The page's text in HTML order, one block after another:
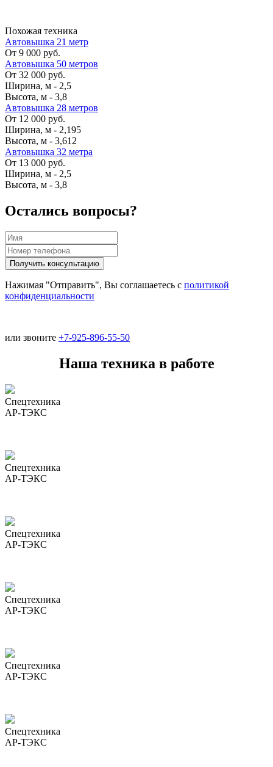
Похожая техника
Автовышка 21 метр
От 9 000 руб.
Автовышка 50 метров
От 32 000 руб.
Ширина, м - 2,5
Высота, м - 3,8
Автовышка 28 метров
От 12 000 руб.
Ширина, м - 2,195
Высота, м - 3,612
Автовышка 32 метра
От 13 000 руб.
Ширина, м - 2,5
Высота, м - 3,8
Остались вопросы?
Нажимая "Отправить", Вы соглашаетесь с политикой
конфиденциальности
или звоните +7-925-896-55-50
Наша техника в работе
Спецтехника
АР-ТЭКС
Спецтехника
АР-ТЭКС
Спецтехника
АР-ТЭКС
Спецтехника
АР-ТЭКС
Спецтехника
АР-ТЭКС
Спецтехника
АР-ТЭКС